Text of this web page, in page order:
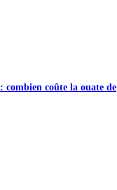
combien coûte la ouate de